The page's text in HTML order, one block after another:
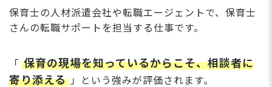
保育士の人材派遣会社や転職エージェントで、保育士
さんの転職サポートを担当する仕事です。
「 保育の現場を知っているからこそ、相談者に
寄り添える 」という強みが評価されます。